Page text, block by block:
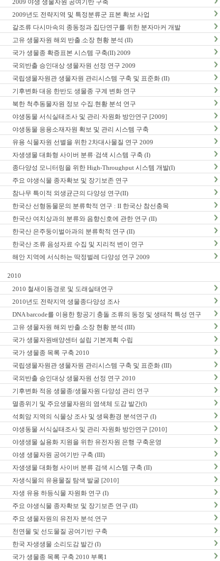
2009 야생 생물자원 공여기반 구축
2009년도 전략지역 및 특정분류군 표본 확보 사업
갈조류 다시마속의 종동정과 집단연구를 위한 분자마커 개발
고유 생물자원 해외 반출.소장 현황 분석 (II)
국가 생물종 확증표본 시스템 구축(II) 2009
국외반출 승인대상 생물자원 선정 연구 2009
국립생물자원관 생물자원 관리시스템 구축 및 표준화 (II)
기후변화 대응 한반도 생물종 구계 변화 연구
북한 척추동물자원 정보 수집.현황 분석 연구
야생동물 서식실태조사 및 관리·자원화 방안연구 [2009]
야생동물 응용소재자원 확보 및 관리 시스템 구축
유용 식물자원 선별을 위한 2차대사물질 연구 2009
자생생물 대화형 사이버 분류·검색 시스템 구축 (I)
종다양성 모니터링을 위한 High-Throughput 시스템 개발(I)
주요 야생식물 종자확보 및 장기보존 연구
참나무 특이적 외생균근의 다양성 연구(II)
한국산 선형동물문의 분류학적 연구 : II 한국산 참선충목
한국산 여치상과의 분류와 음향신호에 관한 연구 (II)
한국산 은주둥이벌아과의 분류학적 연구 (II)
한국산 조류 음성자료 수집 및 지리적 변이 연구
해안 지역에 서식하는 딱정벌레 다양성 연구 2009
2010
2010 철새이동경로 및 도래실태연구
2010년도 전략지역 생물종다양성 조사
DNA barcode를 이용한 항공기 충돌 조류의 동정 및 생태적 특성 연구
고유 생물자원 해외 반출.소장 현황 분석 (III)
국가 생물자원배양센터 설립 기본계획 수립
국가 생물종 목록 구축 2010
국립생물자원관 생물자원 관리시스템 구축 및 표준화 (III)
국외반출 승인대상 생물자원 선정 연구 2010
기후변화 적응 생물종/생물자원 다양성 관리 연구
멸종위기 및 주요생물자원의 염색체 도감 발간(I)
석회암 지역의 식물상 조사 및 생육환경 분석연구 (I)
야생동물 서식실태조사 및 관리·자원화 방안연구 [2010]
야생생물 실용화 지원을 위한 유전자원 은행 구축운영
야생 생물자원 공여기반 구축 (III)
자생생물 대화형 사이버 분류 검색 시스템 구축 (II)
자생식물의 유용물질 탐색 발굴 [2010]
자생 유용 하등식물 자원화 연구 (I)
주요 야생식물 종자확보 및 장기보존 연구 (II)
주요 생물자원의 유전자 분석.연구
천연물 및 선도물질 공여기반 구축
한국 자생생물 소리도감 발간 (I)
국가 생물종 목록 구축 2010 부록1